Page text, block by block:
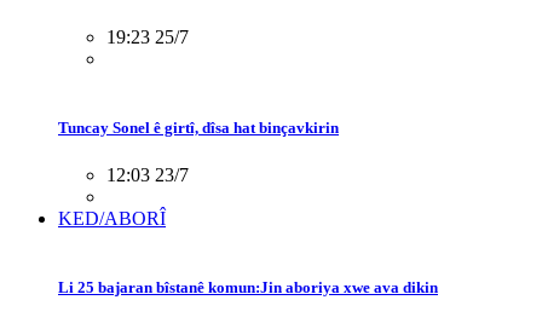
19:23 25/7
Tuncay Sonel ê girtî, dîsa hat binçavkirin
12:03 23/7
KED/ABORÎ
Li 25 bajaran bîstanê komun:Jin aboriya xwe ava dikin